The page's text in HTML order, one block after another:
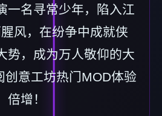
一名寻常少年，陷入江
风，在纷争中成就侠
势，成为万人敬仰的大
创意工坊热门MOD体验
倍增！